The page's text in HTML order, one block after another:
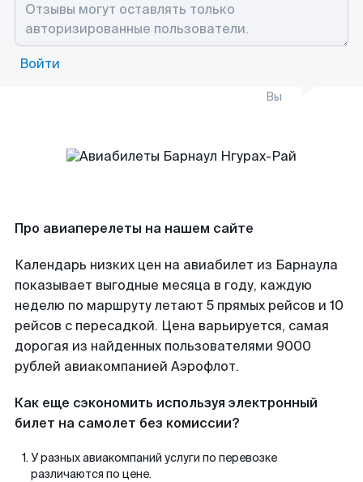
Войти
Вы
Про авиаперелеты на нашем сайте
Календарь низких цен на авиабилет из Барнаула
показывает выгодные месяца в году, каждую
неделю по маршруту летают 5 прямых рейсов и 10
рейсов с пересадкой. Цена варьируется, самая
дорогая из найденных пользователями 9000
рублей авиакомпанией Аэрофлот.
Как еще сэкономить используя электронный
билет на самолет без комиссии?
У разных авиакомпаний услуги по перевозке
различаются по цене.